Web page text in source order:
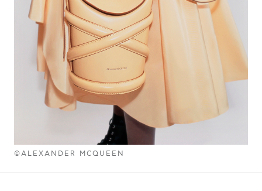
©ALEXANDER MCQUEEN